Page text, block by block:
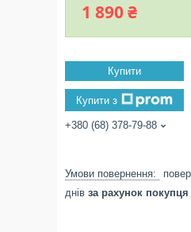
1 890 ₴
Купити
Купити з
+380 (68) 378-79-88
днів за рахунок покупця